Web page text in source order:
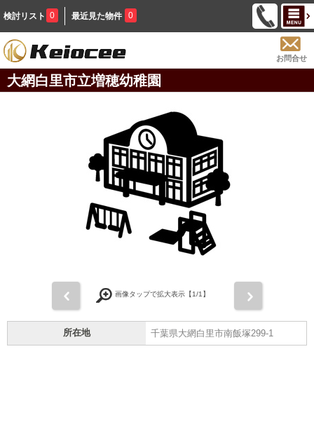
検討リスト 0 最近見た物件 0
お問合せ
大網白里市立増穂幼稚園
画像タップで拡大表示【1/1】
所在地 千葉県大網白里市南飯塚299-1